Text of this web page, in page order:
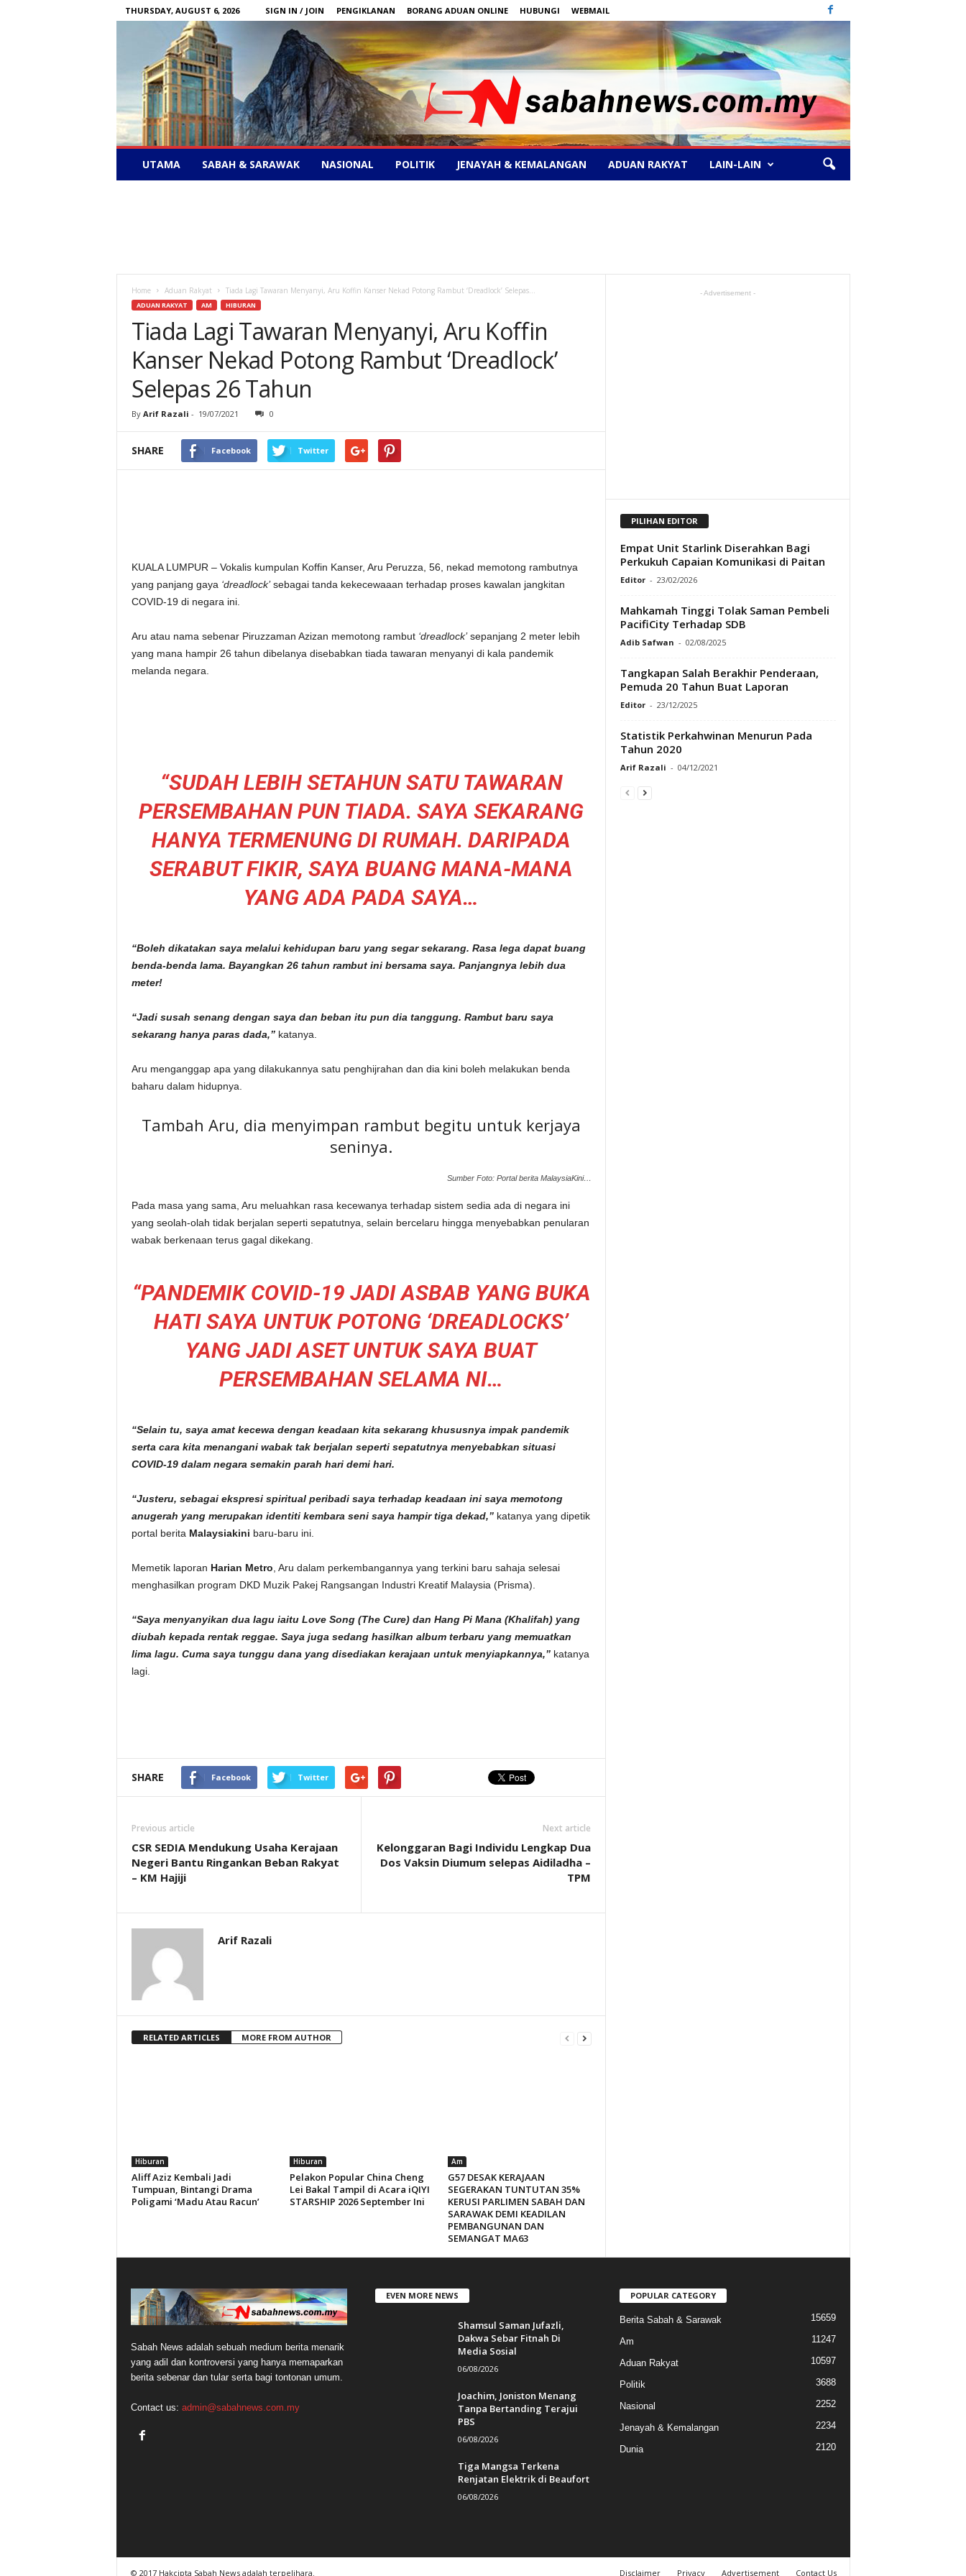
THURSDAY, AUGUST 6, 2026 SIGN IN / JOIN PENGIKLANAN BORANG ADUAN ONLINE HUBUNGI WEBMAIL
–
UTAMA SABAH & SARAWAK NASIONAL POLITIK JENAYAH & KEMALANGAN ADUAN RAKYAT LAIN-LAIN
Home Aduan Rakyat Tiada Lagi Tawaran Menyanyi, Aru Koffin Kanser Nekad Potong Rambut ‘Dreadlock’ Selepas...
ADUAN RAKYAT AM HIBURAN
Tiada Lagi Tawaran Menyanyi, Aru Koffin
Kanser Nekad Potong Rambut ‘Dreadlock’
Selepas 26 Tahun
By Arif Razali - 19/07/2021 0
SHARE Facebook Twitter
KUALA LUMPUR – Vokalis kumpulan Koffin Kanser, Aru Peruzza, 56, nekad memotong rambutnya
yang panjang gaya ‘dreadlock’sebagai tanda kekecewaaan terhadap proses kawalan jangkitan
COVID-19 di negara ini.
Aru atau nama sebenar Piruzzaman Azizan memotong rambut ‘dreadlock’sepanjang 2 meter lebih
yang mana hampir 26 tahun dibelanya disebabkan tiada tawaran menyanyi di kala pandemik
melanda negara.
“SUDAH LEBIH SETAHUN SATU TAWARAN
PERSEMBAHAN PUN TIADA. SAYA SEKARANG
HANYA TERMENUNG DI RUMAH. DARIPADA
SERABUT FIKIR, SAYA BUANG MANA-MANA
YANG ADA PADA SAYA…
“Boleh dikatakan saya melalui kehidupan baru yang segar sekarang. Rasa lega dapat buang
benda-benda lama. Bayangkan 26 tahun rambut ini bersama saya. Panjangnya lebih dua
meter!
“Jadi susah senang dengan saya dan beban itu pun dia tanggung. Rambut baru saya
sekarang hanya paras dada,”katanya.
Aru menganggap apa yang dilakukannya satu penghijrahan dan dia kini boleh melakukan benda
baharu dalam hidupnya.
Tambah Aru, dia menyimpan rambut begitu untuk kerjaya
seninya.
Sumber Foto: Portal berita MalaysiaKini…
Pada masa yang sama, Aru meluahkan rasa kecewanya terhadap sistem sedia ada di negara ini
yang seolah-olah tidak berjalan seperti sepatutnya, selain bercelaru hingga menyebabkan penularan
wabak berkenaan terus gagal dikekang.
“PANDEMIK COVID-19 JADI ASBAB YANG BUKA
HATI SAYA UNTUK POTONG ‘DREADLOCKS’
YANG JADI ASET UNTUK SAYA BUAT
PERSEMBAHAN SELAMA NI…
“Selain tu, saya amat kecewa dengan keadaan kita sekarang khususnya impak pandemik
serta cara kita menangani wabak tak berjalan seperti sepatutnya menyebabkan situasi
COVID-19 dalam negara semakin parah hari demi hari.
“Justeru, sebagai ekspresi spiritual peribadi saya terhadap keadaan ini saya memotong
anugerah yang merupakan identiti kembara seni saya hampir tiga dekad,”katanya yang dipetik
portal berita Malaysiakini baru-baru ini.
Memetik laporan Harian Metro , Aru dalam perkembangannya yang terkini baru sahaja selesai
menghasilkan program DKD Muzik Pakej Rangsangan Industri Kreatif Malaysia (Prisma).
“Saya menyanyikan dua lagu iaitu Love Song (The Cure) dan Hang Pi Mana (Khalifah) yang
diubah kepada rentak reggae. Saya juga sedang hasilkan album terbaru yang memuatkan
lima lagu. Cuma saya tunggu dana yang disediakan kerajaan untuk menyiapkannya,”katanya
lagi.
SHARE Facebook Twitter
Previous article
CSR SEDIA Mendukung Usaha Kerajaan
Negeri Bantu Ringankan Beban Rakyat
– KM Hajiji
Next article
Kelonggaran Bagi Individu Lengkap Dua
Dos Vaksin Diumum selepas Aidiladha –
TPM
Arif Razali
RELATED ARTICLES MORE FROM AUTHOR
Hiburan
Aliff Aziz Kembali Jadi
Tumpuan, Bintangi Drama
Poligami ‘Madu Atau Racun’
Hiburan
Pelakon Popular China Cheng
Lei Bakal Tampil di Acara iQIYI
STARSHIP 2026 September Ini
Am
G57 DESAK KERAJAAN
SEGERAKAN TUNTUTAN 35%
KERUSI PARLIMEN SABAH DAN
SARAWAK DEMI KEADILAN
PEMBANGUNAN DAN
SEMANGAT MA63
- Advertisement -
PILIHAN EDITOR
Empat Unit Starlink Diserahkan Bagi
Perkukuh Capaian Komunikasi di Paitan
Editor - 23/02/2026
Mahkamah Tinggi Tolak Saman Pembeli
PacifiCity Terhadap SDB
Adib Safwan - 02/08/2025
Tangkapan Salah Berakhir Penderaan,
Pemuda 20 Tahun Buat Laporan
Editor - 23/12/2025
Statistik Perkahwinan Menurun Pada
Tahun 2020
Arif Razali - 04/12/2021
Sabah News adalah sebuah medium berita menarik
yang adil dan kontroversi yang hanya memaparkan
berita sebenar dan tular serta bagi tontonan umum.
Contact us: admin@sabahnews.com.my
EVEN MORE NEWS
Shamsul Saman Jufazli,
Dakwa Sebar Fitnah Di
Media Sosial
06/08/2026
Joachim, Joniston Menang
Tanpa Bertanding Terajui
PBS
06/08/2026
Tiga Mangsa Terkena
Renjatan Elektrik di Beaufort
06/08/2026
POPULAR CATEGORY
Berita Sabah & Sarawak 15659
Am 11247
Aduan Rakyat 10597
Politik 3688
Nasional 2252
Jenayah & Kemalangan 2234
Dunia 2120
Disclaimer Privacy Advertisement Contact Us
© 2017 Hakcipta Sabah News adalah terpelihara.